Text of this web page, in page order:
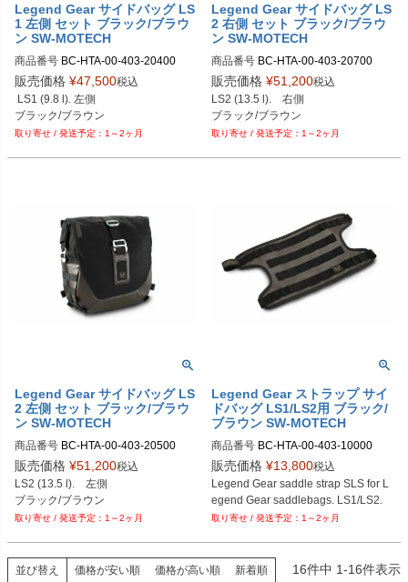
Legend Gear サイドバッグ LS
1 左側 セット ブラック/ブラウ
ン SW-MOTECH
商品番号 BC-HTA-00-403-20400
BC.HTA.00.403.20400
販売価格 ¥47,500税込
ブラック/ブラウン
1～2ヶ月
Legend Gear サイドバッグ LS
2 右側 セット ブラック/ブラウ
ン SW-MOTECH
商品番号 BC-HTA-00-403-20700
BC.HTA.00.403.20700
販売価格 ¥51,200税込
LS2 (13.5 l).　右側
ブラック/ブラウン
1～2ヶ月
Legend Gear サイドバッグ LS
2 左側 セット ブラック/ブラウ
ン SW-MOTECH
商品番号 BC-HTA-00-403-20500
BC.HTA.00.403.20500
販売価格 ¥51,200税込
LS2 (13.5 l).　左側
ブラック/ブラウン
1～2ヶ月
Legend Gear ストラップ サイ
ドバッグ LS1/LS2用 ブラック/
ブラウン SW-MOTECH
商品番号 BC-HTA-00-403-10000
BC.HTA.00.403.10000
販売価格 ¥13,800税込
Legend Gear saddle strap SLS for L
egend Gear saddlebags. LS1/LS2.
1～2ヶ月
並び替え 価格が安い順 価格が高い順 新着順 16件中 1-16件表示